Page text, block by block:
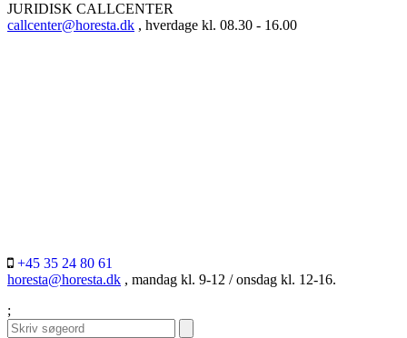
JURIDISK CALLCENTER
callcenter@horesta.dk , hverdage kl. 08.30 - 16.00
+45 35 24 80 61
horesta@horesta.dk , mandag kl. 9-12 / onsdag kl. 12-16.
;